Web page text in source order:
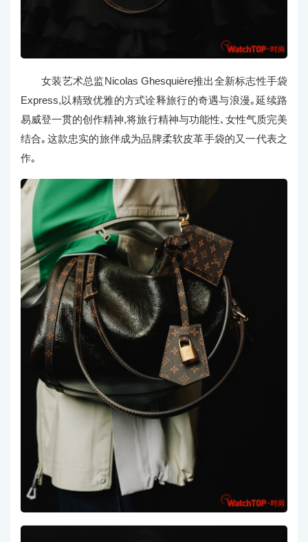
女装艺术总监Nicolas Ghesquière推出全新标志性手袋
Express,以精致优雅的方式诠释旅行的奇遇与浪漫｡延续路
易威登一贯的创作精神,将旅行精神与功能性､女性气质完美
结合｡这款忠实的旅伴成为品牌柔软皮革手袋的又一代表之
作｡